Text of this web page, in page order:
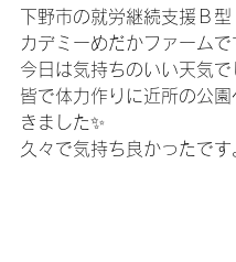
下野市の就労継続支援Ｂ
カデミーめだかファームで
今日は気持ちのいい天気で
皆で体力作りに近所の公
きました✨
久々で気持ち良かったです